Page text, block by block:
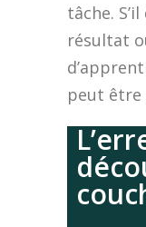
tâche.
résultat
peut être